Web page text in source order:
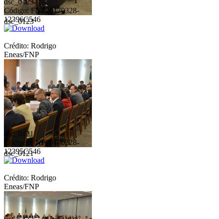
dsc_0123
Código: FNP20170328-
12396C546
Crédito: Rodrigo
Eneas/FNP
dsc_0121
dsc_0121
Código: FNP20170328-
12395C546
Crédito: Rodrigo
Eneas/FNP